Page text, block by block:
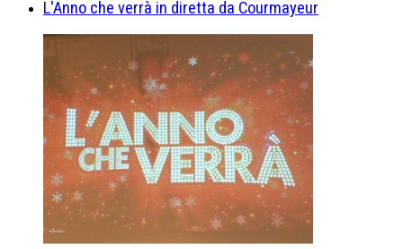
L'Anno che verrà in diretta da Courmayeur